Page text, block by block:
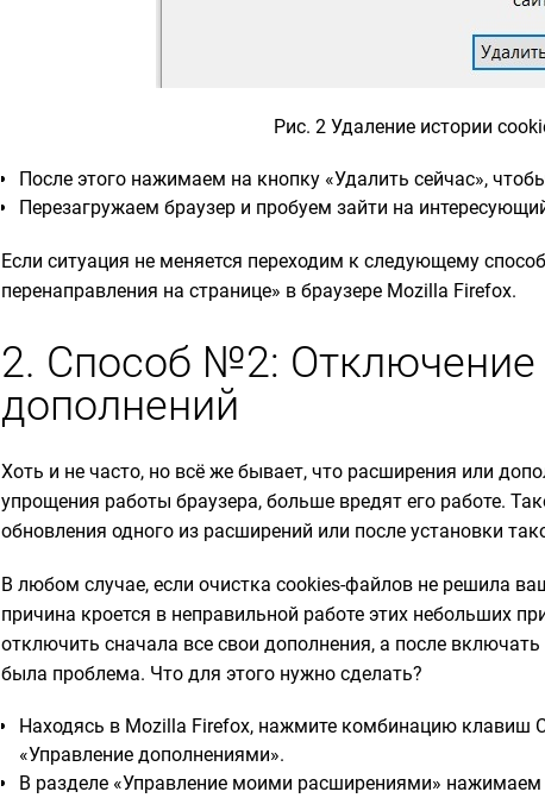
Рис. 2 Удаление истории
После этого нажимаем на кнопку «Удалить сейчас»,
Перезагружаем браузер и пробуем зайти на
Если ситуация не меняется переходим к следующему
перенаправления на странице» в браузере Mozilla Firefox.
2. Способ №2:
дополнений
Хоть и не часто, но всё же бывает, что расширения или
упрощения работы браузера, больше вредят его работе.
обновления одного из расширений или после установки
В любом случае, если очистка cookies-файлов не решила
причина кроется в неправильной работе этих небольших
отключить сначала все свои дополнения, а после
была проблема. Что для этого нужно сделать?
Находясь в Mozilla Firefox, нажмите комбинацию клавиш
«Управление дополнениями».
В разделе «Управление моими расширениями»